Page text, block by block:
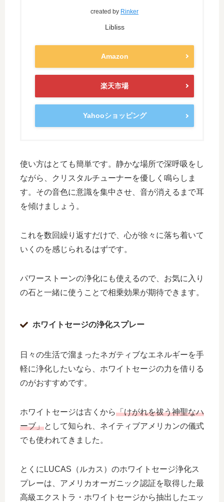
created by Rinker
Libliss
Amazon
楽天市場
Yahooショッピング
使い方はとても簡単です。静かな場所で深呼吸をし
ながら、クリスタルチューナーを優しく鳴らしま
す。その音色に意識を集中させ、音が消えるまで耳
を傾けましょう。
これを数回繰り返すだけで、心が徐々に落ち着いて
いくのを感じられるはずです。
パワーストーンの浄化にも使えるので、お気に入り
の石と一緒に使うことで相乗効果が期待できます。
ホワイトセージの浄化スプレー
日々の生活で溜まったネガティブなエネルギーを手
軽に浄化したいなら、ホワイトセージの力を借りる
のがおすすめです。
ホワイトセージは古くから「けがれを祓う神聖なハ
ーブ」として知られ、ネイティブアメリカンの儀式
でも使われてきました。
とくにLUCAS（ルカス）のホワイトセージ浄化ス
プレーは、アメリカオーガニック認証を取得した最
高級エクストラ・ホワイトセージから抽出したエッ